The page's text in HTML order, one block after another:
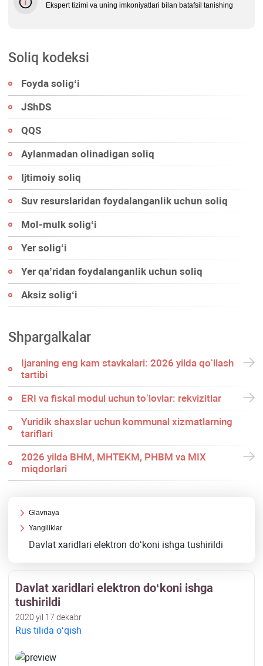
Ekspert tizimi va uning imkoniyatlari bilan batafsil tanishing
Soliq kodeksi
Foyda soligʻi
JShDS
QQS
Aylanmadan olinadigan soliq
Ijtimoiy soliq
Suv resurslaridan foydalanganlik uchun soliq
Mol-mulk soligʻi
Yer soligʻi
Yer qa’ridan foydalanganlik uchun soliq
Aksiz soligʻi
Shpargalkalar
Ijaraning eng kam stavkalari: 2026 yilda qoʻllash
tartibi
ERI va fiskal modul uchun toʻlovlar: rekvizitlar
Yuridik shaхslar uchun kommunal хizmatlarning
tariflari
2026 yilda BHM, MHTEKM, PHBM va MIX
miqdorlari
Glavnaya
Yangiliklar
Davlat хaridlari elektron doʻkoni ishga tushirildi
Davlat хaridlari elektron doʻkoni ishga
tushirildi
2020 yil 17 dekabr
Rus tilida oʻqish